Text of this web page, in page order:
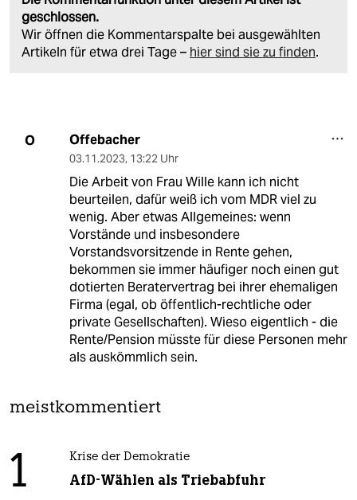
geschlossen.
Wir öffnen die Kommentarspalte bei ausgewählten
Artikeln für etwa drei Tage – hier sind sie zu finden.
O Offebacher
03.11.2023, 13:22 Uhr
Die Arbeit von Frau Wille kann ich nicht
beurteilen, dafür weiß ich vom MDR viel zu
wenig. Aber etwas Allgemeines: wenn
Vorstände und insbesondere
Vorstandsvorsitzende in Rente gehen,
bekommen sie immer häufiger noch einen gut
dotierten Beratervertrag bei ihrer ehemaligen
Firma (egal, ob öffentlich-rechtliche oder
private Gesellschaften). Wieso eigentlich - die
Rente/Pension müsste für diese Personen mehr
als auskömmlich sein.
meistkommentiert
1 Krise der Demokratie
AfD-Wählen als Triebabfuhr